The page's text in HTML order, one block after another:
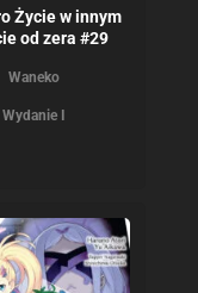
Życie w innym
od zera #29
Waneko
Wydanie I